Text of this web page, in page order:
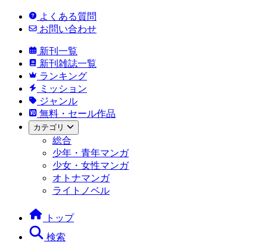
よくある質問
お問い合わせ
新刊一覧
新刊雑誌一覧
ランキング
ミッション
ジャンル
無料・セール作品
カテゴリ
総合
少年・青年マンガ
少女・女性マンガ
オトナマンガ
ライトノベル
トップ
検索